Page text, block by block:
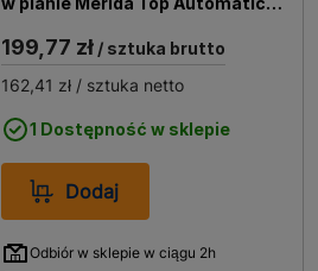
199,77 zł / sztuka brutto
162,41 zł / sztuka netto
1 Dostępność w sklepie
Dodaj
Odbiór w sklepie w ciągu 2h